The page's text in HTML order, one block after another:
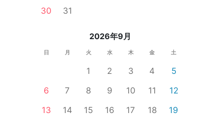
30
31
2026年9月
日 月 火 水 木 金 土
1 2 3 4
5
6
7 8 9 10 11
12
13
14 15 16 17 18 19